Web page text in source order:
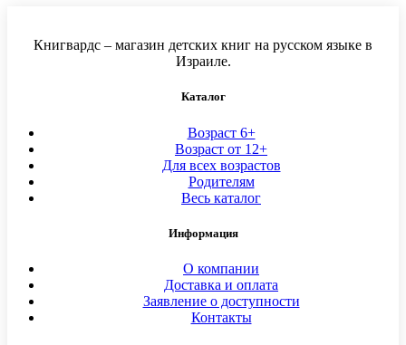
Книгвардс – магазин детских книг на русском языке в
Израиле.
Каталог
Возраст 6+
Возраст от 12+
Для всех возрастов
Родителям
Весь каталог
Информация
О компании
Доставка и оплата
Заявление о доступности
Контакты